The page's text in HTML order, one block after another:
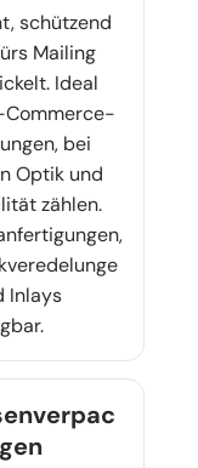
schützend
Mailing
Ideal
Commerce-
bei
Optik und
zählen.
Inlays